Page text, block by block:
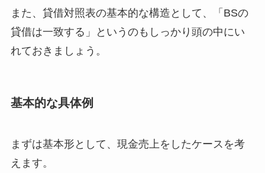
また、貸借対照表の基本的な構造として、
「BSの
貸借は一致する」
というのもしっかり頭の中にい
れておきましょう。
基本的な具体例
まずは基本形として、現金売上をしたケースを考
えます。